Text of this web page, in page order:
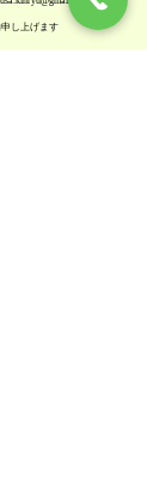
し上げます